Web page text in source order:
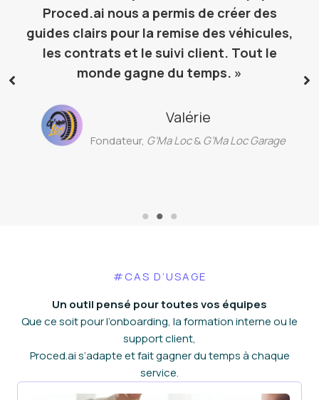
Proced.ai nous a permis de créer des
guides clairs pour la remise des véhicules,
les contrats et le suivi client. Tout le
monde gagne du temps. »
Valérie
Fondateur, G’Ma Loc&G’Ma Loc Garage
#CAS D’USAGE
Un outil pensé pour toutes vos équipes
Que ce soit pour l’onboarding, la formation interne ou le
support client,
Proced.ai s’adapte et fait gagner du temps à chaque
service.